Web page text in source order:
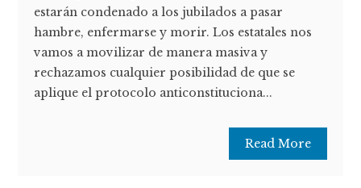
estarán condenado a los jubilados a pasar
hambre, enfermarse y morir. Los estatales nos
vamos a movilizar de manera masiva y
rechazamos cualquier posibilidad de que se
aplique el protocolo anticonstituciona...
Read More